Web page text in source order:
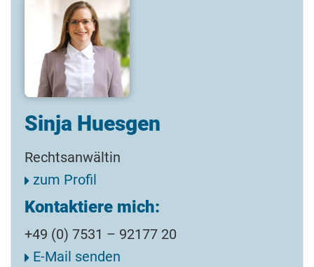
Sinja Huesgen
Rechtsanwältin
zum Profil
Kontaktiere mich:
+49 (0) 7531 – 92177 20
E-Mail senden